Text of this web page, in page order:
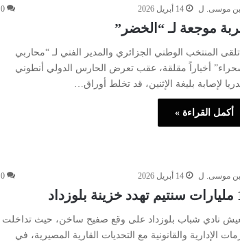
بن موسى. ل 14 أبريل 2026 0
موجعة لـ “الخضر”
المنتخب الوطني الجزائري والمدير الفني لـ “محاربي
أخباراً مقلقة، عقب تعرض الحارس الدولي أنطوني
لإصابة بليغة الإثنين، قد تخلط أوراق…
أكمل القراءة »
بن موسى. ل 14 أبريل 2026 0
نادي شباب بلوزداد على وقع صفيح ساخن، حيث تداخلت
الإدارية والقانونية مع التحديات القارية المصيرية، في